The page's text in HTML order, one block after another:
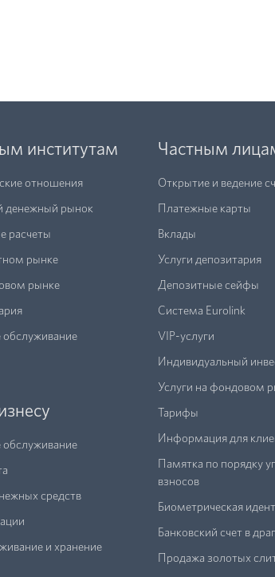
институтам
отношения
денежный рынок
расчеты
рынке
рынке
средств
и хранение
Частным
Открытие и ведение
Платежные карты
Вклады
Услуги депозитария
Депозитные сейфы
Система Eurolink
VIP-услуги
Индивидуальный
Услуги на фондовом
Тарифы
Информация для
Памятка по порядку
взносов
Биометрическая
Банковский счет в
Продажа золотых